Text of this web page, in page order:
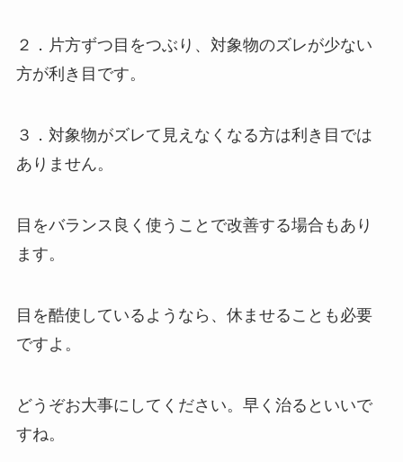
２．片方ずつ目をつぶり、対象物のズレが少ない
方が利き目です。
３．対象物がズレて見えなくなる方は利き目では
ありません。
目をバランス良く使うことで改善する場合もあり
ます。
目を酷使しているようなら、休ませることも必要
ですよ。
どうぞお大事にしてください。早く治るといいで
すね。